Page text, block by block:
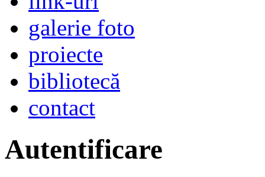
galerie foto
proiecte
bibliotecă
contact
Autentificare